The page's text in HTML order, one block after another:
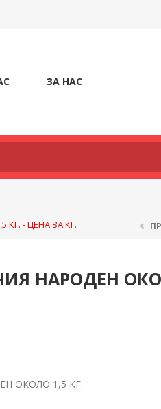
ЗА НАС
- ЦЕНА ЗА КГ.
НАРОДЕН
ОКОЛО 1,5 КГ.